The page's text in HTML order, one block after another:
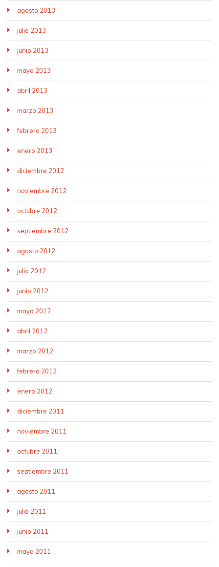
agosto 2013
julio 2013
junio 2013
mayo 2013
abril 2013
marzo 2013
febrero 2013
enero 2013
diciembre 2012
noviembre 2012
octubre 2012
septiembre 2012
agosto 2012
julio 2012
junio 2012
mayo 2012
abril 2012
marzo 2012
febrero 2012
enero 2012
diciembre 2011
noviembre 2011
octubre 2011
septiembre 2011
agosto 2011
julio 2011
junio 2011
mayo 2011